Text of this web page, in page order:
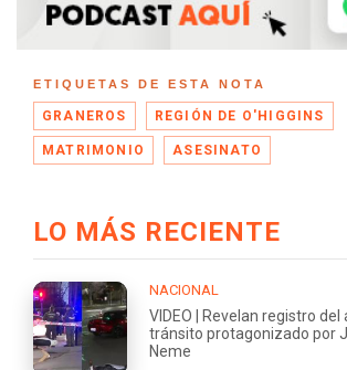
ETIQUETAS DE ESTA NOTA
GRANEROS REGIÓN DE O'HIGGINS
MATRIMONIO ASESINATO
LO MÁS RECIENTE
NACIONAL
VIDEO | Revelan registro
tránsito protagonizado por
Neme